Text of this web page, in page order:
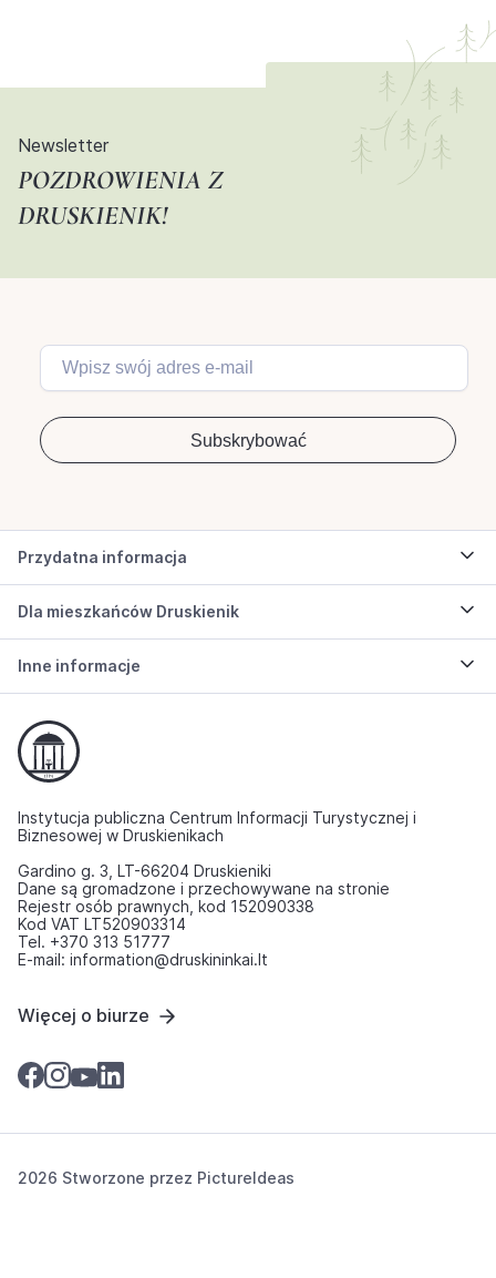
Newsletter
POZDROWIENIA Z
DRUSKIENIK!
Przydatna informacja
Dla mieszkańców Druskienik
Inne informacje
Instytucja publiczna Centrum Informacji Turystycznej i
Biznesowej w Druskienikach
Gardino g. 3, LT-66204 Druskieniki
Dane są gromadzone i przechowywane na stronie
Rejestr osób prawnych, kod 152090338
Kod VAT LT520903314
Tel. +370 313 51777
E-mail: information@druskininkai.lt
Więcej o biurze
2026 Stworzone przez PictureIdeas